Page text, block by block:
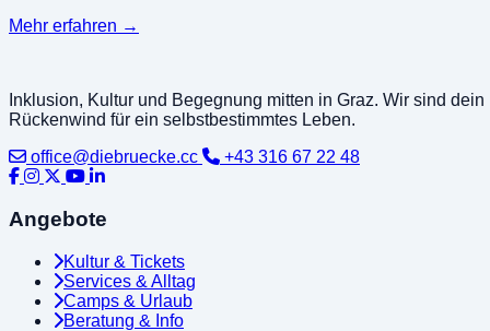
Mehr erfahren →
Inklusion, Kultur und Begegnung mitten in Graz. Wir sind dein
Rückenwind für ein selbstbestimmtes Leben.
office@diebruecke.cc
+43 316 67 22 48
Angebote
Kultur & Tickets
Services & Alltag
Camps & Urlaub
Beratung & Info